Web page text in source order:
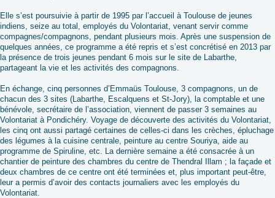
Elle s’est poursuivie à partir de 1995 par l’accueil à Toulouse de jeunes
indiens, seize au total, employés du Volontariat, venant servir comme
compagnes/compagnons, pendant plusieurs mois. Après une suspension de
quelques années, ce programme a été repris et s’est concrétisé en 2013 par
la présence de trois jeunes pendant 6 mois sur le site de Labarthe,
partageant la vie et les activités des compagnons.
En échange, cinq personnes d’Emmaüs Toulouse, 3 compagnons, un de
chacun des 3 sites (Labarthe, Escalquens et St-Jory), la comptable et une
bénévole, secrétaire de l’association, viennent de passer 3 semaines au
Volontariat à Pondichéry. Voyage de découverte des activités du Volontariat,
les cinq ont aussi partagé certaines de celles-ci dans les crèches, épluchage
des légumes à la cuisine centrale, peinture au centre Souriya, aide au
programme de Spiruline, etc. La dernière semaine a été consacrée à un
chantier de peinture des chambres du centre de Thendral Illam ; la façade et
deux chambres de ce centre ont été terminées et, plus important peut-être,
leur a permis d’avoir des contacts journaliers avec les employés du
Volontariat.